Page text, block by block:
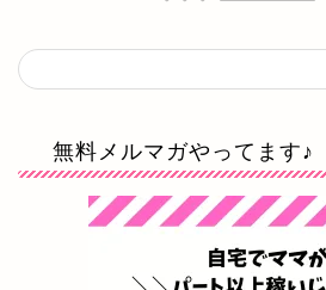
無料メルマガやってます♪